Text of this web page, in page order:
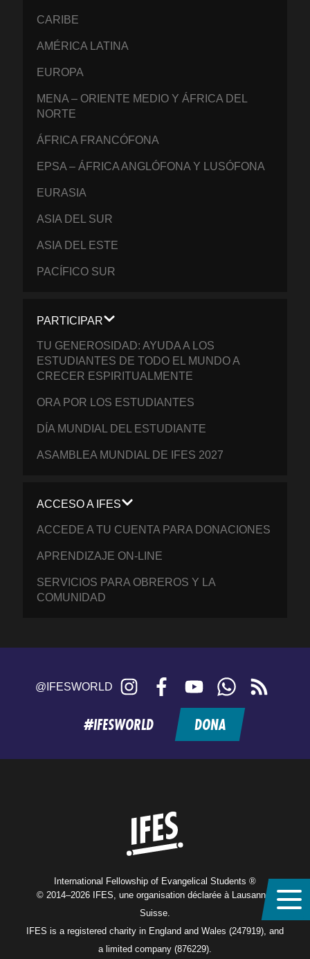
CARIBE
AMÉRICA LATINA
EUROPA
MENA – ORIENTE MEDIO Y ÁFRICA DEL
NORTE
ÁFRICA FRANCÓFONA
EPSA – ÁFRICA ANGLÓFONA Y LUSÓFONA
EURASIA
ASIA DEL SUR
ASIA DEL ESTE
PACÍFICO SUR
PARTICIPAR
TU GENEROSIDAD: AYUDA A LOS
ESTUDIANTES DE TODO EL MUNDO A
CRECER ESPIRITUALMENTE
ORA POR LOS ESTUDIANTES
DÍA MUNDIAL DEL ESTUDIANTE
ASAMBLEA MUNDIAL DE IFES 2027
ACCESO A IFES
ACCEDE A TU CUENTA PARA DONACIONES
APRENDIZAJE ON-LINE
SERVICIOS PARA OBREROS Y LA
COMUNIDAD
@IFESWORLD Instagram FacebookYouTubeWhatsApp
feed
#IFESWORLD DONA
International Fellowship of Evangelical Students ®
© 2014–2026 IFES, une organisation déclarée à Lausanne,
Suisse.
IFES is a registered charity in England and Wales (247919), and
a limited company (876229).